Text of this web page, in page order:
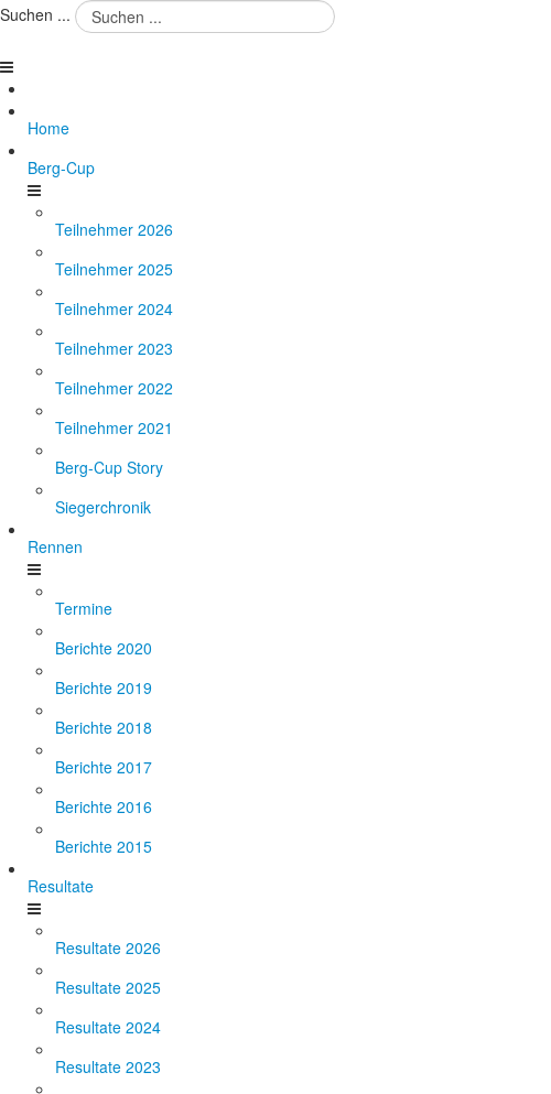
Suchen ...
Home
Berg-Cup
Teilnehmer 2026
Teilnehmer 2025
Teilnehmer 2024
Teilnehmer 2023
Teilnehmer 2022
Teilnehmer 2021
Berg-Cup Story
Siegerchronik
Rennen
Termine
Berichte 2020
Berichte 2019
Berichte 2018
Berichte 2017
Berichte 2016
Berichte 2015
Resultate
Resultate 2026
Resultate 2025
Resultate 2024
Resultate 2023